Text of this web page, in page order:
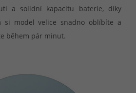
a solidní kapacitu baterie, díky
si model velice snadno oblíbíte a
během pár minut.